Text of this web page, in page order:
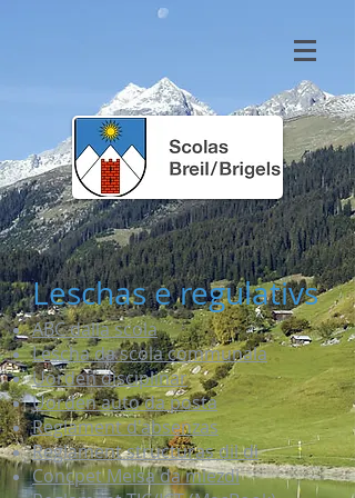
Leschas e regulativs
ABC dalla scola
Lescha da scola communala
Uorden disciplinar
Uorden auto da posta
Reglament d'absenzas
Reglament structuras dil di
Concpet Meisa da miezdi